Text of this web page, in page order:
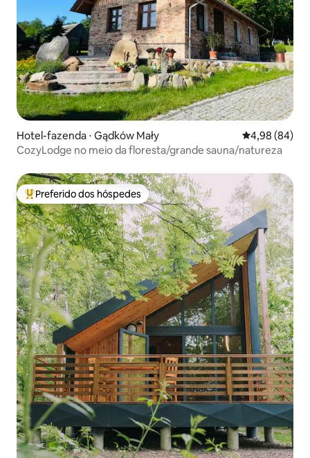
Hotel-fazenda ⋅ Gądków Mały 4,98 de uma
4,98 (84)
CozyLodge no meio da floresta/grande sauna/natureza
Entre os melhores preferidos dos hóspedes
Preferido dos hóspedes